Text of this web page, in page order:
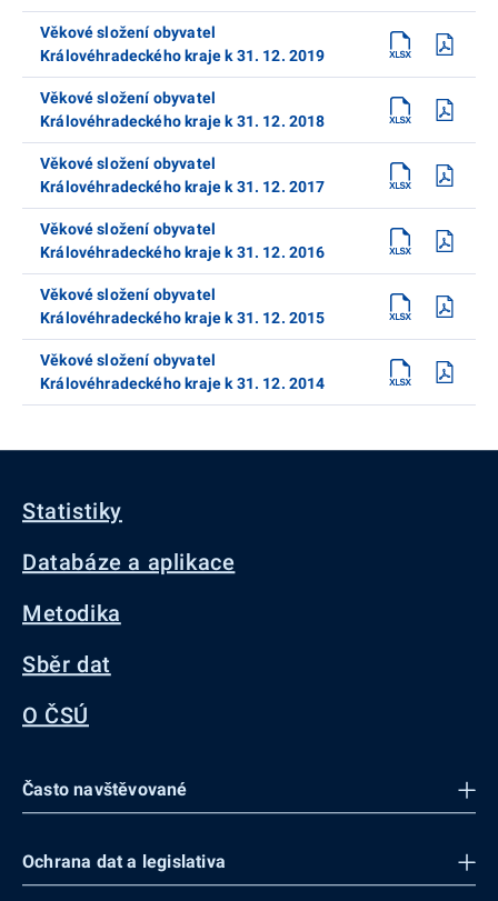
Věkové složení obyvatel
Královéhradeckého kraje k 31. 12. 2019
Věkové složení obyvatel
Královéhradeckého kraje k 31. 12. 2018
Věkové složení obyvatel
Královéhradeckého kraje k 31. 12. 2017
Věkové složení obyvatel
Královéhradeckého kraje k 31. 12. 2016
Věkové složení obyvatel
Královéhradeckého kraje k 31. 12. 2015
Věkové složení obyvatel
Královéhradeckého kraje k 31. 12. 2014
Statistiky
Databáze a aplikace
Metodika
Sběr dat
O ČSÚ
Často navštěvované
Ochrana dat a legislativa